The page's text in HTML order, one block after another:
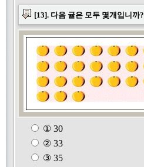
[13]. 다음 귤은 모두 몇개입니까?
① 30
② 33
③ 35